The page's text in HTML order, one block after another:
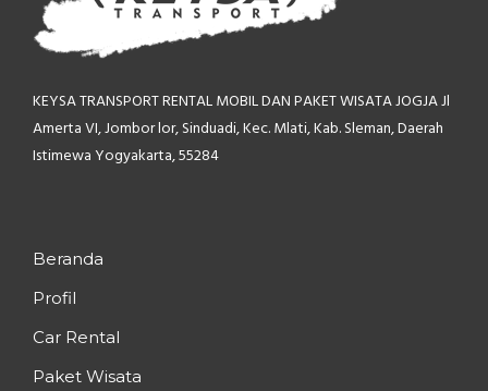
KEYSA TRANSPORT RENTAL MOBILDAN PAKET WISATA JOGJAJl
Amerta VI, Jombor lor,Sinduadi, Kec. Mlati, Kab. Sleman,Daerah
Istimewa Yogyakarta, 55284
Beranda
Profil
Car Rental
Paket Wisata